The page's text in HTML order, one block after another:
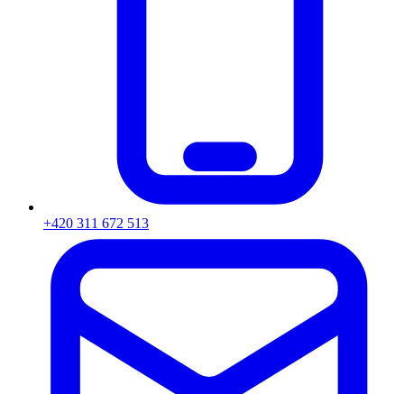
+420 311 672 513